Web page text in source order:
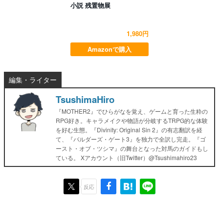
小説 残置物展
1,980円
Amazonで購入
編集・ライター
TsushimaHiro
『MOTHER2』でひらがなを覚え、ゲームと育った生粋の
RPG好き。キャラメイクや物語が分岐するTRPG的な体験
を好む生態。『Divinity: Original Sin 2』の有志翻訳を経
て、『バルダーズ・ゲート3』を独力で全訳し完走。『ゴ
ースト・オブ・ツシマ』の舞台となった対馬のガイドもし
ている。 Xアカウント（旧Twitter）@Tsushimahiro23
反応